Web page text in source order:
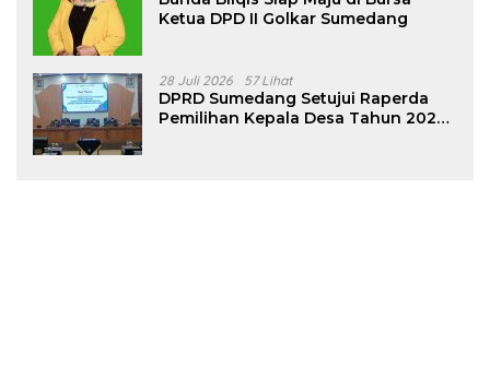
Ketua DPD II Golkar Sumedang
28 Juli 2026 57 Lihat
DPRD Sumedang Setujui Raperda
Pemilihan Kepala Desa Tahun 2026